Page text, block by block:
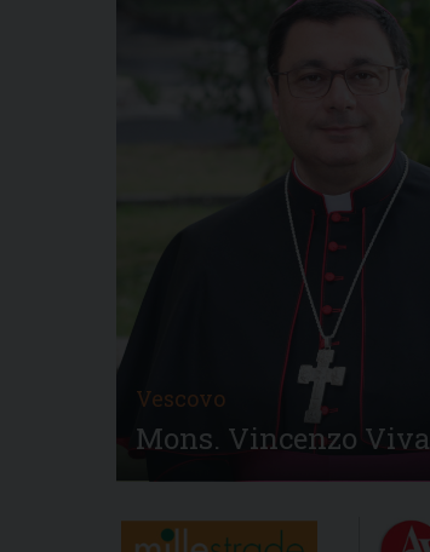
Vescovo
Mons. Vincenzo Viva